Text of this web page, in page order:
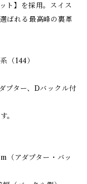
ト】を採用。スイス
ばれる最高峰の裏革
（144）
プター、Dバックル付
。
アダプター・バッ